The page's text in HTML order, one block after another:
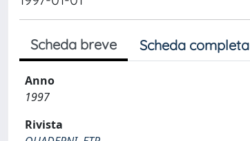
Scheda breve Scheda completa
Anno
1997
Rivista